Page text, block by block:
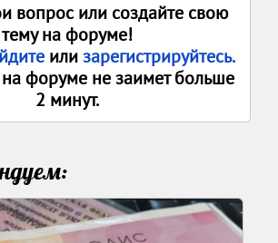
вопрос или создайте свою
тему на форуме!
илизарегистрируйтесь.
на форуме не заимет больше
2 минут.